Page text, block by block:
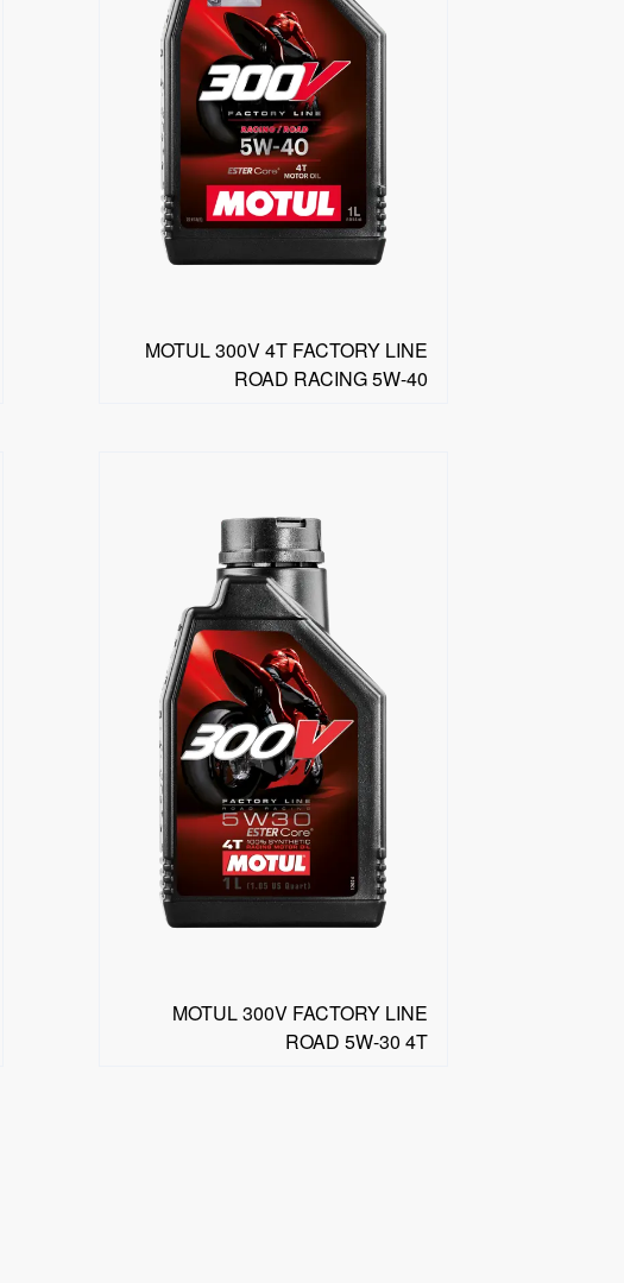
البحث عن موزع
MOTUL 300V 4T FACTORY LINE
ROAD RACING 5W-40
MOTUL 300V FACTORY LINE
ROAD 5W-30 4T